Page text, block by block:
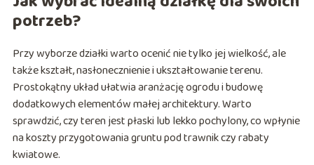
potrzeb?
Przy wyborze działki warto ocenić nie tylko jej wielkość, ale
także kształt, nasłonecznienie i ukształtowanie terenu.
Prostokątny układ ułatwia aranżację ogrodu i budowę
dodatkowych elementów małej architektury. Warto
sprawdzić, czy teren jest płaski lub lekko pochylony, co wpłynie
na koszty przygotowania gruntu pod trawnik czy rabaty
kwiatowe.